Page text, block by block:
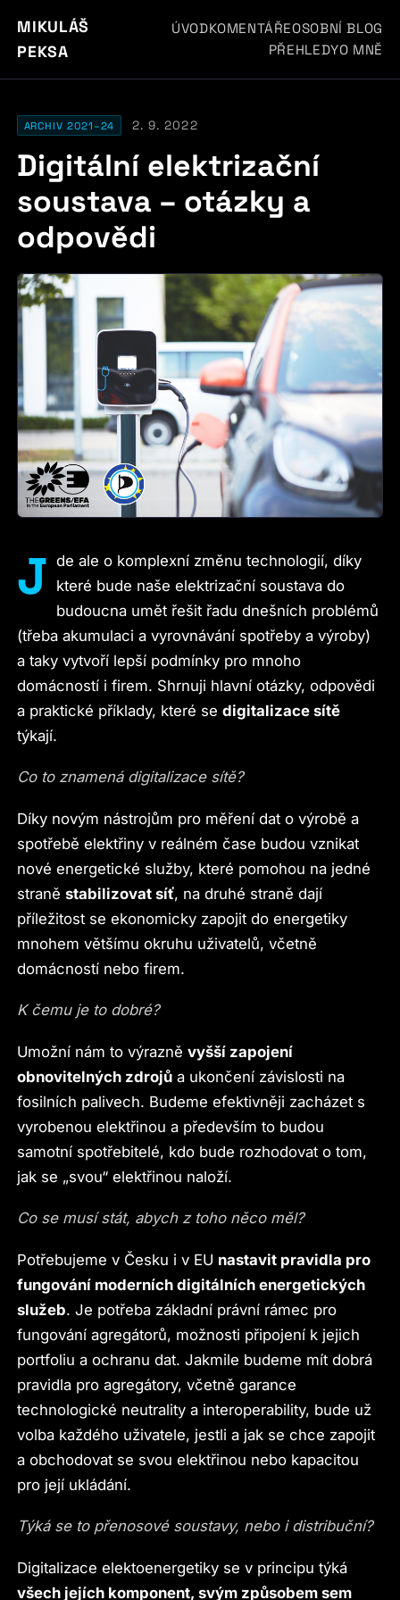
MIKULÁŠ
PEKSA
ÚVODKOMENTÁŘEOSOBNÍ BLOG
PŘEHLEDYO MNĚ
ARCHIV 2021–24 2. 9. 2022
Digitální elektrizační
soustava – otázky a
odpovědi
J de ale o komplexní změnu technologií, díky
které bude naše elektrizační soustava do
budoucna umět řešit řadu dnešních problémů
(třeba akumulaci a vyrovnávání spotřeby a výroby)
a taky vytvoří lepší podmínky pro mnoho
domácností i firem. Shrnuji hlavní otázky, odpovědi
a praktické příklady, které sedigitalizace sítě
týkají.
Co to znamená digitalizace sítě?
Díky novým nástrojům pro měření dat o výrobě a
spotřebě elektřiny v reálném čase budou vznikat
nové energetické služby, které pomohou na jedné
straněstabilizovat síť, na druhé straně dají
příležitost se ekonomicky zapojit do energetiky
mnohem většímu okruhu uživatelů, včetně
domácností nebo firem.
K čemu je to dobré?
Umožní nám to výrazněvyšší zapojení
obnovitelných zdrojů a ukončení závislosti na
fosilních palivech. Budeme efektivněji zacházet s
vyrobenou elektřinou a především to budou
samotní spotřebitelé, kdo bude rozhodovat o tom,
jak se „svou“ elektřinou naloží.
Co se musí stát, abych z toho něco měl?
Potřebujeme v Česku i v EU nastavit pravidla pro
fungování moderních digitálních energetických
služeb. Je potřeba základní právní rámec pro
fungování agregátorů, možnosti připojení k jejich
portfoliu a ochranu dat. Jakmile budeme mít dobrá
pravidla pro agregátory, včetně garance
technologické neutrality a interoperability, bude už
volba každého uživatele, jestli a jak se chce zapojit
a obchodovat se svou elektřinou nebo kapacitou
pro její ukládání.
Týká se to přenosové soustavy, nebo i distribuční?
Digitalizace elektoenergetiky se v principu týká
všech jejích komponent, svým způsobem sem